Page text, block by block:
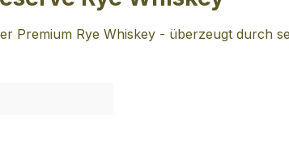
Premium Rye Whiskey - überzeugt durch